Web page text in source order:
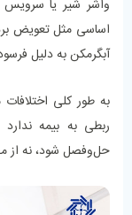
واشر شیر یا
اساسی مثل تعویض
آبگرمکن به دلیل
به طور کلی
ربطی به بیمه
حل‌وفصل شود، نه از